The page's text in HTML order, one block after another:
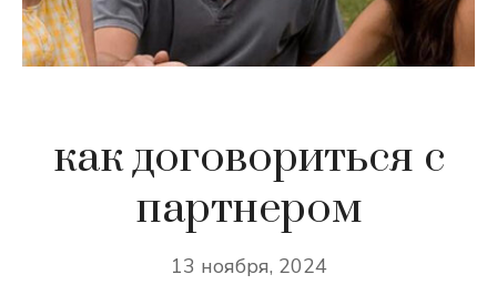
как договориться с
партнером
13 ноября, 2024